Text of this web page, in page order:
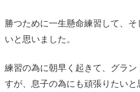
勝つために一生懸命練習して、
いと思いました。
練習の為に朝早く起きて、グラ
すが、息子の為にも頑張りたいと